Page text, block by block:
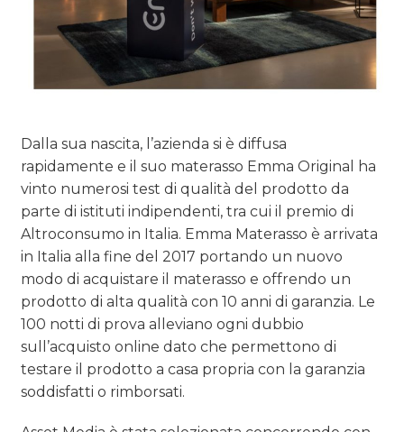
Dalla sua nascita, l’azienda si è diffusa
rapidamente e il suo materasso Emma Original ha
vinto numerosi test di qualità del prodotto da
parte di istituti indipendenti, tra cui il premio di
Altroconsumo in Italia. Emma Materasso è arrivata
in Italia alla fine del 2017 portando un nuovo
modo di acquistare il materasso e offrendo un
prodotto di alta qualità con 10 anni di garanzia. Le
100 notti di prova alleviano ogni dubbio
sull’acquisto online dato che permettono di
testare il prodotto a casa propria con la garanzia
soddisfatti o rimborsati.